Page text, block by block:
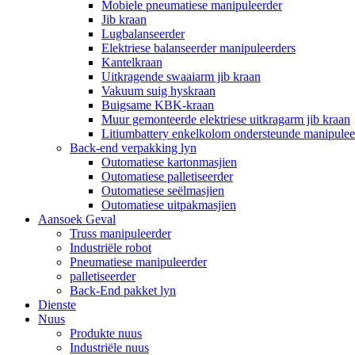
Mobiele pneumatiese manipuleerder
Jib kraan
Lugbalanseerder
Elektriese balanseerder manipuleerders
Kantelkraan
Uitkragende swaaiarm jib kraan
Vakuum suig hyskraan
Buigsame KBK-kraan
Muur gemonteerde elektriese uitkragarm jib kraan
Litiumbattery enkelkolom ondersteunde
Back-end verpakking lyn
Outomatiese kartonmasjien
Outomatiese palletiseerder
Outomatiese seëlmasjien
Outomatiese uitpakmasjien
Aansoek Geval
Truss manipuleerder
Industriële robot
Pneumatiese manipuleerder
palletiseerder
Back-End pakket lyn
Dienste
Nuus
Produkte nuus
Industriële nuus